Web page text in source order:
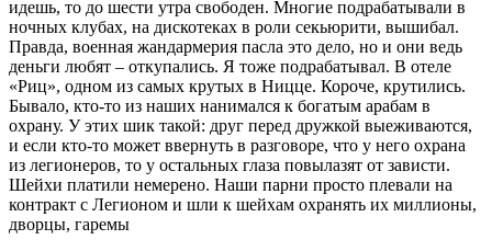
идешь, то до шести утра свободен. Многие подрабатывали в
ночных клубах, на дискотеках в роли секьюрити, вышибал.
Правда, военная жандармерия пасла это дело, но и они ведь
деньги любят – откупались. Я тоже подрабатывал. В отеле
«Риц», одном из самых крутых в Ницце. Короче, крутились.
Бывало, кто-то из наших нанимался к богатым арабам в
охрану. У этих шик такой: друг перед дружкой выеживаются,
и если кто-то может ввернуть в разговоре, что у него охрана
из легионеров, то у остальных глаза повылазят от зависти.
Шейхи платили немерено. Наши парни просто плевали на
контракт с Легионом и шли к шейхам охранять их миллионы,
дворцы, гаремы